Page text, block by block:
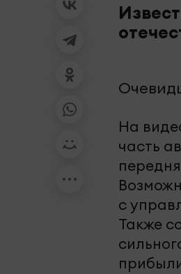
На
часть
с
Также